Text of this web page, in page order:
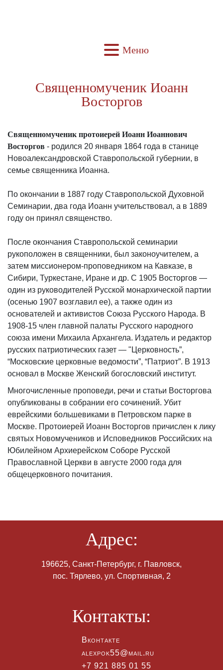
Меню
Священномученик Иоанн
Восторгов
Священномученик протоиерей Иоанн Иоаннович
Восторгов - родился 20 января 1864 года в станице
Новоалександровской Ставропольской губернии, в
семье священника Иоанна.
По окончании в 1887 году Ставропольской Духовной
Семинарии, два года Иоанн учительствовал, а в 1889
году он принял священство.
После окончания Ставропольской семинарии
рукоположен в священники, был законоучителем, а
затем миссионером-проповедником на Кавказе, в
Сибири, Туркестане, Иране и др. С 1905 Восторгов —
один из руководителей Русской монархической партии
(осенью 1907 возглавил ее), а также один из
основателей и активистов Союза Русского Народа. В
1908-15 член главной палаты Русского народного
союза имени Михаила Архангела. Издатель и редактор
русских патриотических газет — "Церковность”,
“Московские церковные ведомости”, “Патриот”. В 1913
основал в Москве Женский богословский институт.
Многочисленные проповеди, речи и статьи Восторгова
опубликованы в собрании его сочинений. Убит
еврейскими большевиками в Петровском парке в
Москве. Протоиерей Иоанн Восторгов причислен к лику
святых Новомучеников и Исповедников Российских на
Юбилейном Архиерейском Соборе Русской
Православной Церкви в августе 2000 года для
общецерковного почитания.
Адрес:
196625, Санкт-Петербург, г. Павловск,
пос. Тярлево, ул. Спортивная, 2
Контакты:
Вконтакте
alexpok55@mail.ru
+7 921 885 01 55